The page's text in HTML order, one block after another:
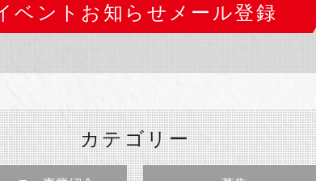
ベントお知らせメール登録
カテゴリー